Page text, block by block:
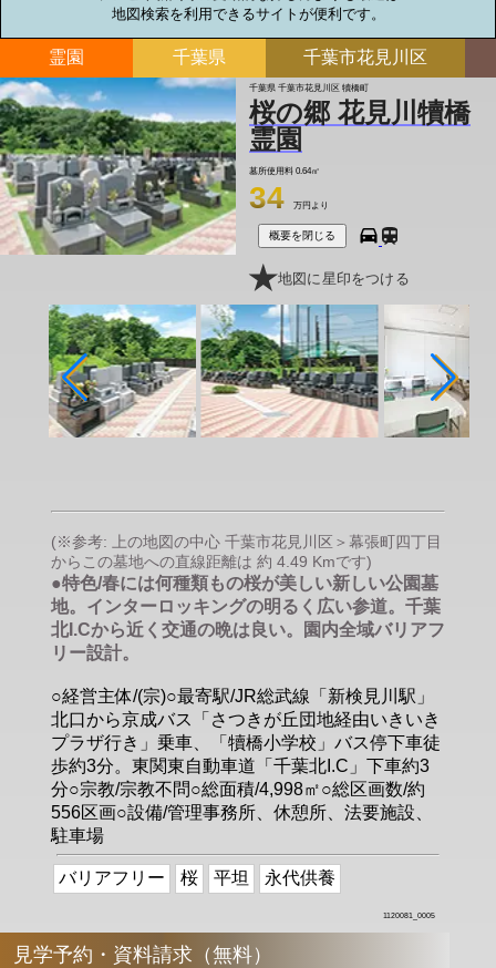
地図検索を利用できるサイトが便利です。
霊園 千葉県 千葉市花見川区
千葉県 千葉市花見川区 犢橋町
桜の郷 花見川犢橋
霊園
墓所使用料 0.64㎡
34 万円より
概要を閉じる
地図に星印をつける
(※参考: 上の地図の中心 千葉市花見川区＞幕張町四丁目
からこの墓地への直線距離は 約 4.49 Kmです)
●特色/春には何種類もの桜が美しい新しい公園墓
地。インターロッキングの明るく広い参道。千葉
北I.Cから近く交通の晩は良い。園内全域バリアフ
リー設計。
○経営主体/(宗)○最寄駅/JR総武線「新検見川駅」
北口から京成バス「さつきが丘団地経由いきいき
プラザ行き」乗車、「犢橋小学校」バス停下車徒
歩約3分。東関東自動車道「千葉北I.C」下車約3
分○宗教/宗教不問○総面積/4,998㎡○総区画数/約
556区画○設備/管理事務所、休憩所、法要施設、
駐車場
バリアフリー 桜 平坦 永代供養
1120081_0005
見学予約・資料請求（無料）